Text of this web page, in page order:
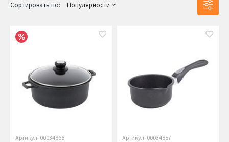
Сортировать по: Популярности
Артикул: 00034865
Артикул: 00034857